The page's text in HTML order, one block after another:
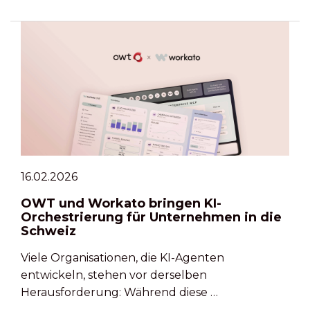
16.02.2026
OWT und Workato bringen KI-
Orchestrierung für Unternehmen in die
Schweiz
Viele Organisationen, die KI-Agenten
entwickeln, stehen vor derselben
Herausforderung: Während diese …